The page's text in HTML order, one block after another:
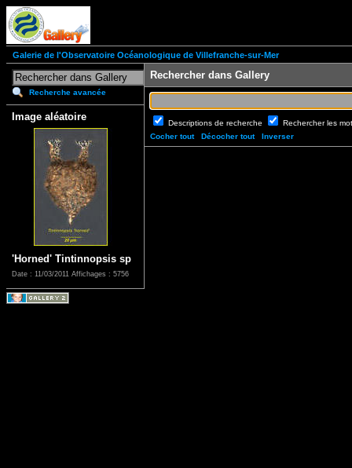
Galerie de l'Observatoire Océanologique de Villefranche-sur-Mer
Recherche avancée
Image aléatoire
'Horned' Tintinnopsis sp
Date : 11/03/2011 Affichages : 5756
Rechercher dans Gallery
Descriptions de recherche
Rechercher les
Cocher tout
Décocher tout Inverser